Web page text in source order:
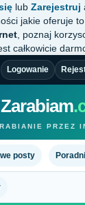
lub Zarejestruj
jakie oferuje
, poznaj
całkowicie
Logowanie
Zarabiam
PRZEZ
posty